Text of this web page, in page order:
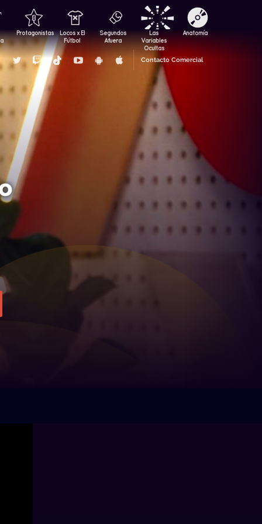
Protagonistas
Locos x El
Fútbol
Segundos
Afuera
Las
Variables
Ocultas
Anatomía
Contacto Comercial